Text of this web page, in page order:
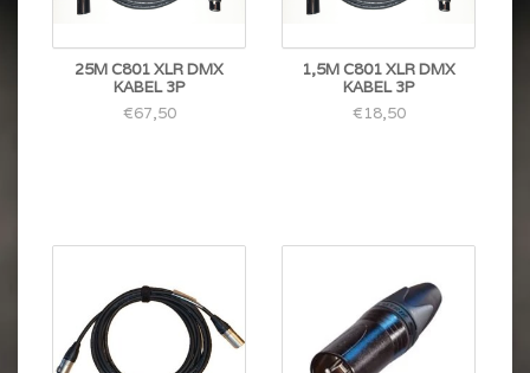
25M C801 XLR DMX
KABEL 3P
€67,50
1,5M C801 XLR DMX
KABEL 3P
€18,50